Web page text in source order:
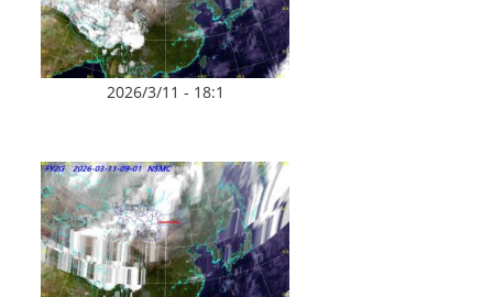
2026/3/11 - 18:1